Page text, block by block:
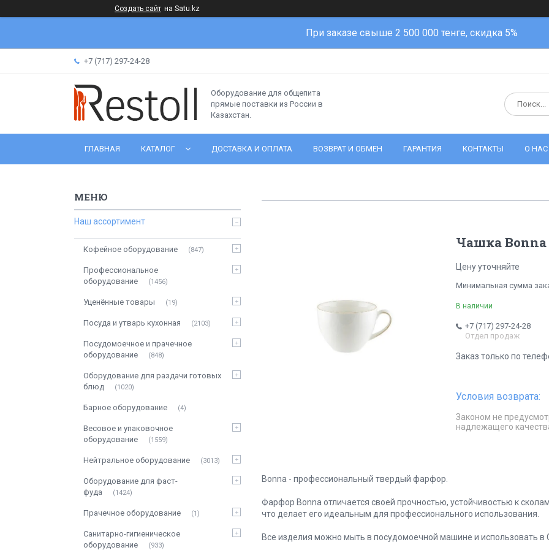
Создать сайт на Satu.kz
При заказе свыше 2 500 000 тенге, скидка 5%
+7 (717) 297-24-28
Оборудование для общепита
прямые поставки из России в
Казахстан.
ГЛАВНАЯ КАТАЛОГ ДОСТАВКА И ОПЛАТА ВОЗВРАТ И ОБМЕН ГАРАНТИЯ КОНТАКТЫ О НАС
Чашка Bonna
Цену уточняйте
Минимальная сумма
В наличии
+7 (717) 297-24-28
Отдел продаж
Заказ только по
Законом не
надлежащего
Bonna - профессиональный твердый фарфор.
Фарфор Bonna отличается своей прочностью, устойчивостью к
что делает его идеальным для профессионального использования.
Все изделия можно мыть в посудомоечной машине и использовать в
Наш ассортимент
Кофейное оборудование 847
Профессиональное
оборудование
1456
Уценённые товары 19
Посуда и утварь кухонная 2103
Посудомоечное и прачечное
оборудование
848
Оборудование для раздачи готовых
блюд
1020
Барное оборудование 4
Весовое и упаковочное
оборудование
1559
Нейтральное оборудование 3013
Оборудование для фаст-
фуда
1424
Прачечное оборудование 1
Санитарно-гигиеническое
оборудование
933